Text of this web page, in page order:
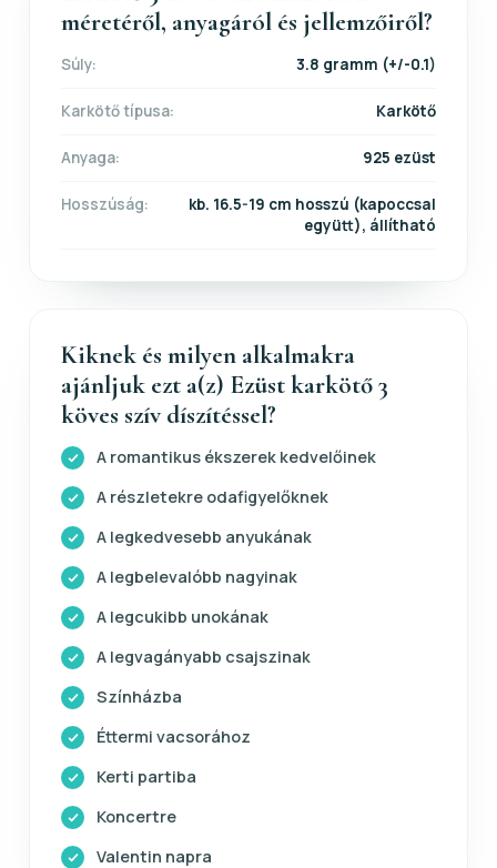
méretéről, anyagáról és jellemzőiről?
Súly: 3.8 gramm (+/-0.1)
Karkötő típusa: Karkötő
Anyaga: 925 ezüst
Hosszúság:
kb. 16.5-19 cm hosszú (kapoccsal
együtt), állítható
Kiknek és milyen alkalmakra
ajánljuk ezt a(z) Ezüst karkötő 3
köves szív díszítéssel?
A romantikus ékszerek kedvelőinek
A részletekre odafigyelőknek
A legkedvesebb anyukának
A legbelevalóbb nagyinak
A legcukibb unokának
A legvagányabb csajszinak
Színházba
Éttermi vacsorához
Kerti partiba
Koncertre
Valentin napra